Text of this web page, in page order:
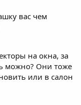
вас чем
на окна, за
можно? Они тоже
или в салон